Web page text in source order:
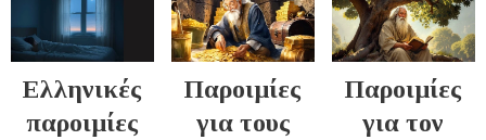
Ελληνικές
παροιμίες
Παροιμίες
για τους
Παροιμίες
για τον